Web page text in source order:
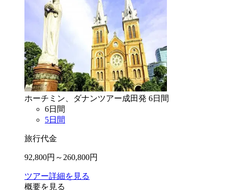
ホーチミン、ダナンツアー成田発 6日間
6日間
5日間
旅行代金
92,800円～ 260,800円
ツアー詳細を見る
概要を見る